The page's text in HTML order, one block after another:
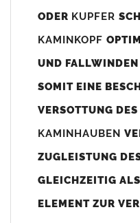
800mm x 740-800mm
angefertigt werden (bitte
(siehe Bild/Zeichnung
nicht passen dann bitte
bis 500mm
80mm
ODER KUPFER
KAMINKOPF
UND
SOMIT EINE
VERSOTTUNG
KAMINHAUBEN
ZUGLEISTUNG
GLEICHZEITIG
ELEMENT ZUR